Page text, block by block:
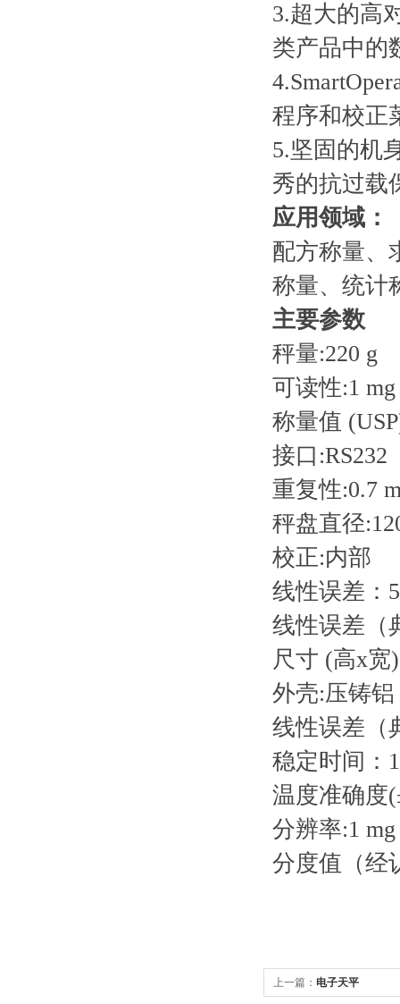
3.超大的高
类产品中的
程序和校正
5.坚固的机
秀的抗过载
应用领域：
配方称量、
称量、统计
主要参数
秤量:220 g
可读性:1 mg
称量值
接口:RS232
重复性:0.7
秤盘直径
校正:内部
线性误差：
线性误差（
尺寸 (高x宽
外壳:压铸
线性误差（
稳定时间：
温度准确度
分辨率:1 mg
分度值（经
上一篇： 电子天平